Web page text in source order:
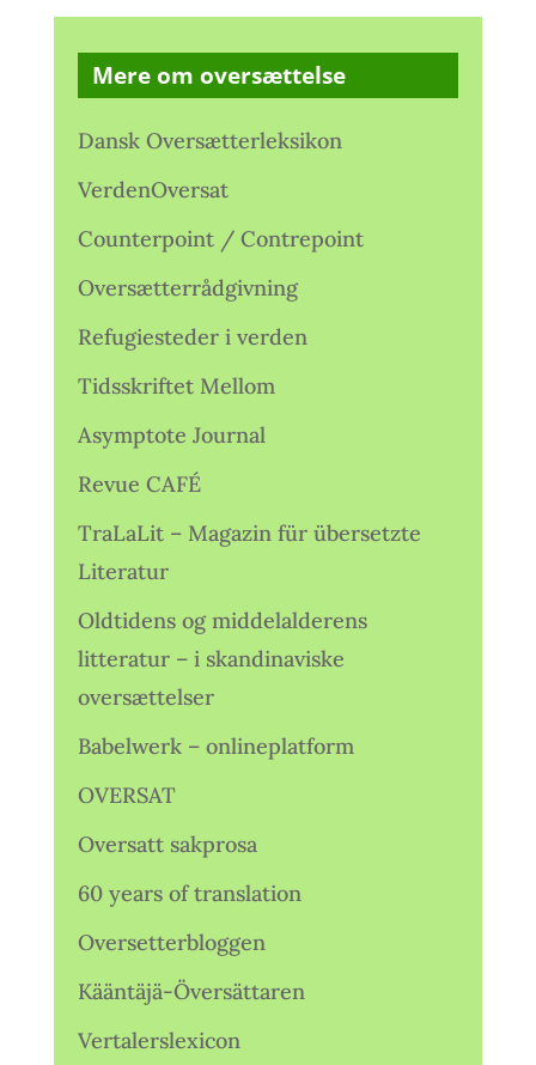
Mere om oversættelse
Dansk Oversætterleksikon
VerdenOversat
Counterpoint / Contrepoint
Oversætterrådgivning
Refugiesteder i verden
Tidsskriftet Mellom
Asymptote Journal
Revue CAFÉ
TraLaLit – Magazin für übersetzte
Literatur
Oldtidens og middelalderens
litteratur – i skandinaviske
oversættelser
Babelwerk – onlineplatform
OVERSAT
Oversatt sakprosa
60 years of translation
Oversetterbloggen
Kääntäjä-Översättaren
Vertalerslexicon